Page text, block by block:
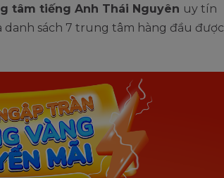
tâm tiếng Anh Thái Nguyên uy tín
sách 7 trung tâm hàng đầu được